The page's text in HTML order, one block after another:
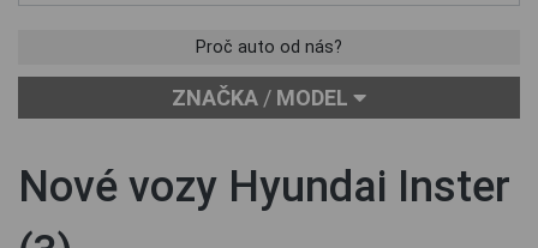
Proč auto od nás?
ZNAČKA / MODEL
Nové vozy Hyundai Inster